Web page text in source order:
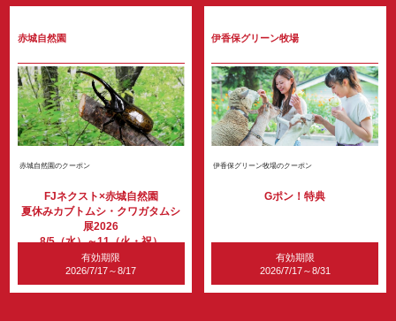
赤城自然園
赤城自然園のクーポン
FJネクスト×赤城自然園
夏休みカブトムシ・クワガタムシ
展2026
8/5（水）～11（火・祝）
有効期限
2026/7/17～8/17
伊香保グリーン牧場
伊香保グリーン牧場のクーポン
Gポン！特典
有効期限
2026/7/17～8/31